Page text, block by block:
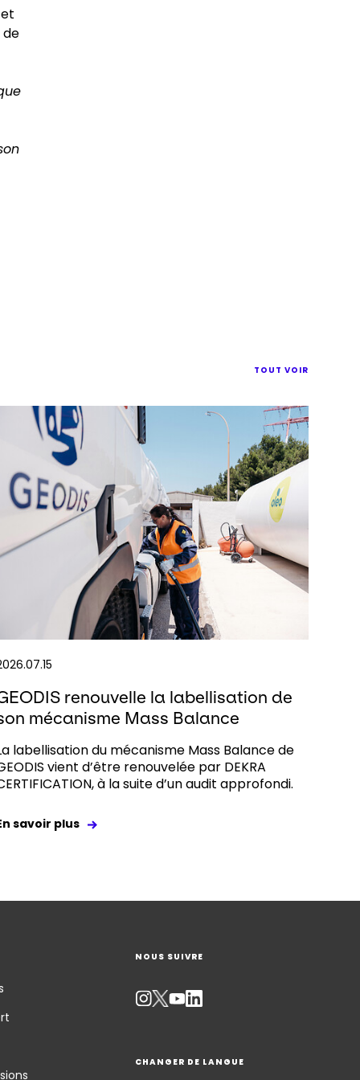
TOUT VOIR
renouvelle la labellisation de
mécanisme Mass Balance
labellisation du mécanisme Mass Balance de
vient d’être renouvelée par DEKRA
à la suite d’un audit approfondi.
savoir plus
NOUS SUIVRE
CHANGER DE LANGUE